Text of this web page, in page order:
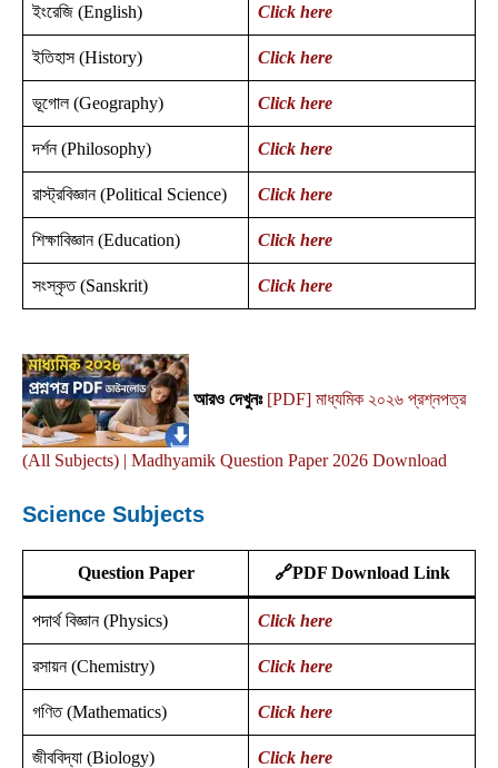
ইংরেজি (English) Click here
ইতিহাস (History) Click here
ভূগোল (Geography) Click here
দর্শন (Philosophy) Click here
রাস্ট্রবিজ্ঞান (Political Science) Click here
শিক্ষাবিজ্ঞান (Education) Click here
সংস্কৃত (Sanskrit) Click here
আরও দেখুনঃ [PDF] মাধ্যমিক ২০২৬ প্রশ্নপত্র
(All Subjects) | Madhyamik Question Paper 2026 Download
Science Subjects
Question Paper 🔗PDF Download Link
পদার্থ বিজ্ঞান (Physics) Click here
রসায়ন (Chemistry) Click here
গণিত (Mathematics) Click here
জীববিদ্যা (Biology) Click here